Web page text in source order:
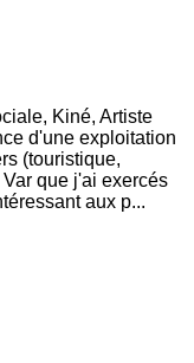
Kiné, Artiste
d'une exploitation
(touristique,
que j'ai exercés
aux p...